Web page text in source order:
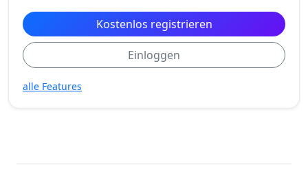
Kostenlos registrieren
Einloggen
alle Features